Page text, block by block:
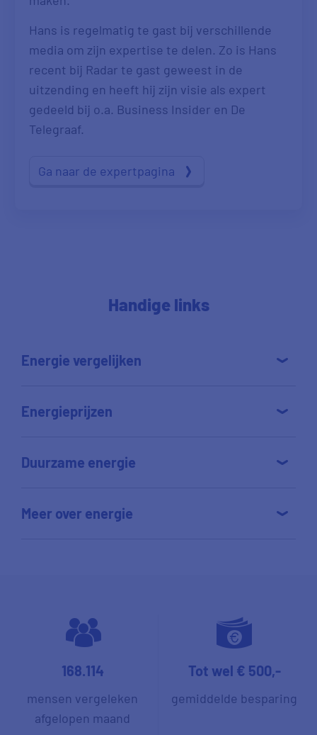
Hans is regelmatig te gast bij verschillende
media om zijn expertise te delen. Zo is Hans
recent bij Radar te gast geweest in de
uitzending en heeft hij zijn visie als expert
gedeeld bij o.a. Business Insider en De
Telegraaf.
Ga naar de expertpagina
Handige links
Energie vergelijken
Energieprijzen
Duurzame energie
Meer over energie
168.114
mensen vergeleken
afgelopen maand
Tot wel € 500,-
gemiddelde besparing